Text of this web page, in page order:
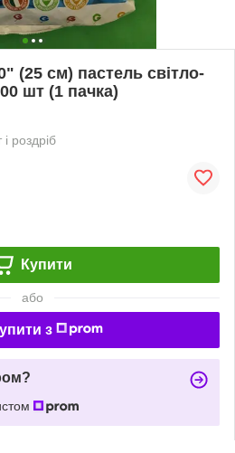
(25 см) пастель світло-
шт (1 пачка)
роздріб
Купити
або
з